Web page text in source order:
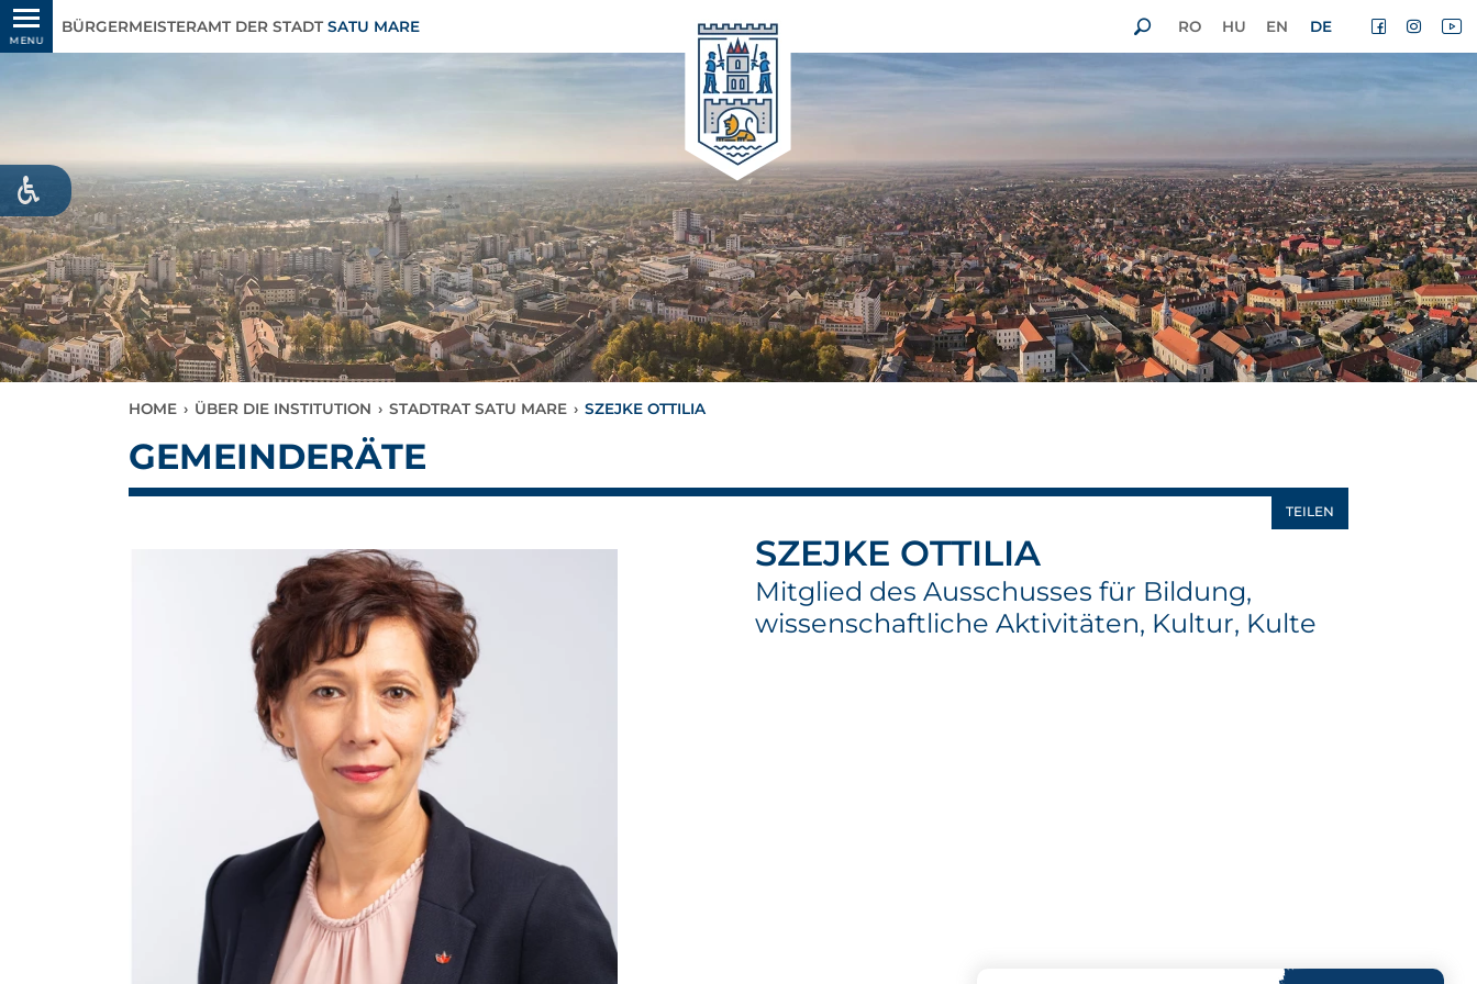
MENU
BÜRGERMEISTERAMT DER STADT SATU MARE RO HU EN DE
HOME › ÜBER DIE INSTITUTION › STADTRAT SATU MARE › SZEJKE OTTILIA
GEMEINDERÄTE
TEILEN
SZEJKE OTTILIA
Mitglied des Ausschusses für Bildung,
wissenschaftliche Aktivitäten, Kultur, Kulte